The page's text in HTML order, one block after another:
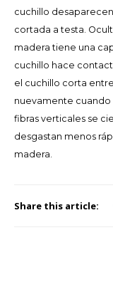
cuchillo
cortada a testa.
madera tiene una
cuchillo hace
el cuchillo corta entre
nuevamente cuando
fibras verticales se
desgastan menos
madera.
Share this article: